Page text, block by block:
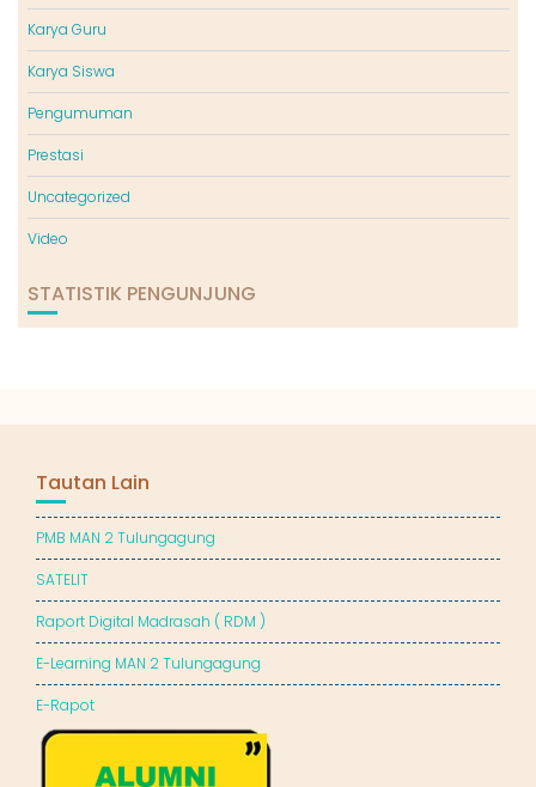
Karya Guru
Karya Siswa
Pengumuman
Prestasi
Uncategorized
Video
STATISTIK PENGUNJUNG
Tautan Lain
PMB MAN 2 Tulungagung
SATELIT
Raport Digital Madrasah ( RDM )
E-Learning MAN 2 Tulungagung
E-Rapot